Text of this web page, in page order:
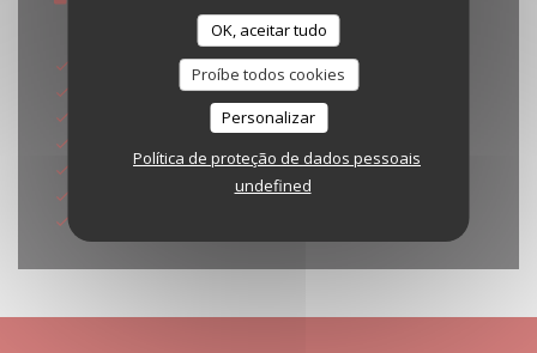
OK, aceitar tudo
Proíbe todos cookies
Personalizar
Política de proteção de dados pessoais
undefined
Métodos de pagamento
Eurocard/Mastercard
Títulos de restaurante